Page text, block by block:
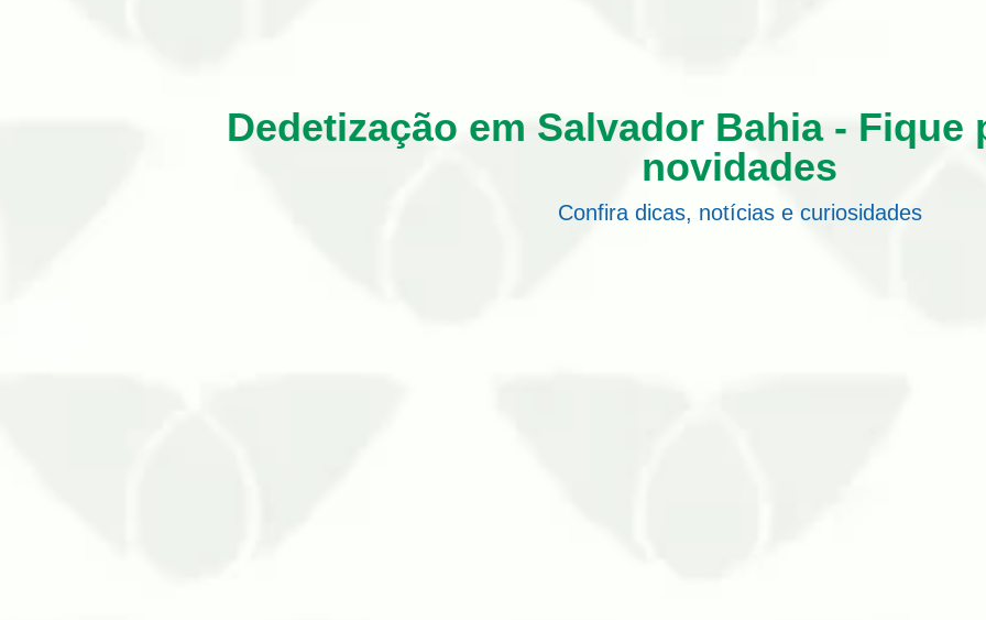
Dedetização em Salvador Bahia - Fique
novidades
Confira dicas, notícias e curiosidades